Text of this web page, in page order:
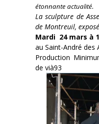
étonnante actualité.
La sculpture de
de Montreuil,
Mardi 24 mars à
au Saint-André des
Production
de vià93